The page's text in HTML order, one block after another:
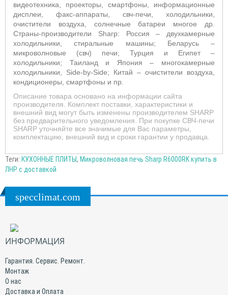
видеотехника, проекторы, смартфоны, информационные
дисплеи, факс-аппараты, свч-печи, холодильники,
очистители воздуха, солнечные батареи многое др.
Страны-производители Sharp: Россия – двухкамерные
холодильники, стиральные машины; Беларусь –
микроволновые (свч) печи; Турция и Египет –
холодильники; Таиланд и Япония – многокамерные
холодильники, Side-by-Side; Китай – очистители воздуха,
кондиционеры, смартфоны и пр.
Описание товара основано на информации сайта
производителя. Комплект поставки, характеристики и
внешний вид могут быть изменены производителем SHARP
без предварительного уведомления. При покупке СВЧ-печи
SHARP уточняйте все значимые для Вас параметры,
комплектацию, внешний вид и сроки гарантии у продавца.
Теги: КУХОННЫЕ ПЛИТЫ, Микроволновая печь Sharp R6000RK купить в
ЛНР с доставкой
specclimat.com
ИНФОРМАЦИЯ
Гарантия. Сервис. Ремонт.
Монтаж
О нас
Доставка и Оплата